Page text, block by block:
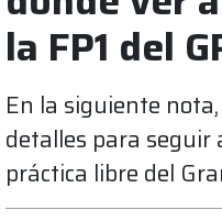
la FP1 del
En la siguiente
detalles para seguir
práctica libre del